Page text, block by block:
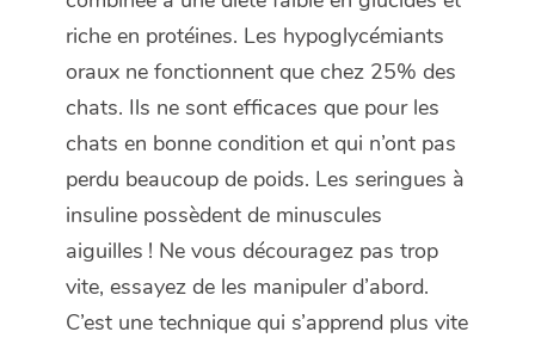
riche en protéines. Les hypoglycémiants
oraux ne fonctionnent que chez 25% des
chats. Ils ne sont efficaces que pour les
chats en bonne condition et qui n’ont pas
perdu beaucoup de poids. Les seringues à
insuline possèdent de minuscules
aiguilles ! Ne vous découragez pas trop
vite, essayez de les manipuler d’abord.
C’est une technique qui s’apprend plus vite